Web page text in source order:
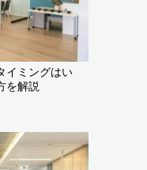
イミングはい
を解説